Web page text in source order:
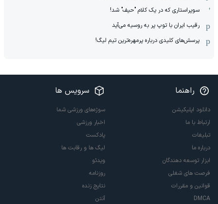
سوپراستاری که در یک کلام "حیف" شد!
رقیب ایران با توپ پر به روسیه می‌آید
پرسش‌های کلیدی درباره پرمهره‌ترین تیم لیگ!
راهنما
دانلود اپلیکیشن
ارتباط با ما
تبلیغات
درباره ما
ابزار توسعه دهندگان
فرصت های شغلی
قوانین و مقررات
DMCA
سرویس ها
سوژه‌های ورزشی شما
اخبار ورزشی
پادکست
لیگ ها و رقابت ها
ویدئو
روزنامه
نتایج زنده
آنتن